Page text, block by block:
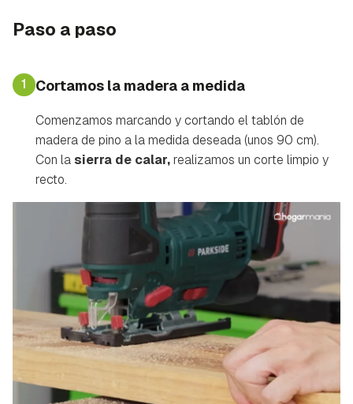
Paso a paso
1 Cortamos la madera a medida
Comenzamos marcando y cortando el tablón de
madera de pino a la medida deseada (unos 90 cm).
Con la sierra de calar,realizamos un corte limpio y
recto.